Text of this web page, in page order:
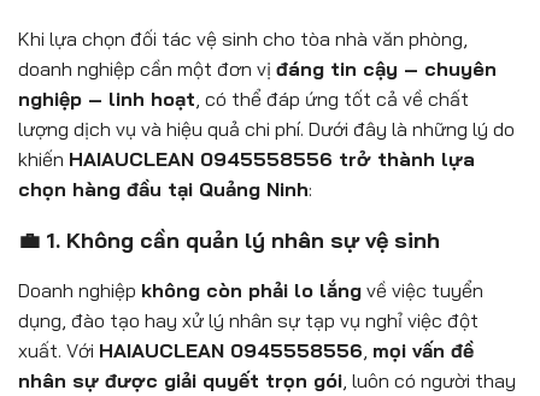
Khi lựa chọn đối tác vệ sinh cho tòa nhà văn phòng,
doanh nghiệp cần một đơn vị đáng tin cậy – chuyên
nghiệp – linh hoạt, có thể đáp ứng tốt cả về chất
lượng dịch vụ và hiệu quả chi phí. Dưới đây là những lý do
khiến HAIAUCLEAN 0945558556 trở thành lựa
chọn hàng đầu tại Quảng Ninh:
💼 1. Không cần quản lý nhân sự vệ sinh
Doanh nghiệp không còn phải lo lắng về việc tuyển
dụng, đào tạo hay xử lý nhân sự tạp vụ nghỉ việc đột
xuất. Với HAIAUCLEAN 0945558556, mọi vấn đề
nhân sự được giải quyết trọn gói, luôn có người thay